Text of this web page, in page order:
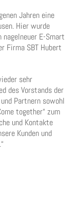
Jahren eine
Hier wurde
nagelneuer E-Smart
Firma SBT Hubert
sehr
des Vorstands der
und Partnern sowohl
together“ zum
und Kontakte
Kunden und